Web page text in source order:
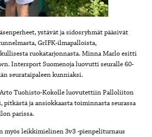
ystävät ja sidosryhmät pääsivät
GrIFK-ilmapalloista,
ruokatarjonnasta. Minna Marlo esitti
Intersport Suomenoja luovutti seuralle 60-
seurataipaleen kunniaksi.
Tuohisto-Kokolle luovutettiin Palloliiton
ja ansiokkaasta toiminnasta seurassa
parissa.
myös leikkimielinen 3v3 -pienpeliturnaus